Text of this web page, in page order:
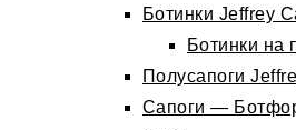
Ботинки Jeffrey
Ботинки на
Полусапоги
Сапоги —